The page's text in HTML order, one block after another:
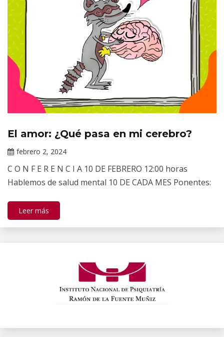
Eventos
del INPRFM
El amor: ¿Qué pasa en mi cerebro?
febrero 2, 2024
Ramírez
C O N F E R E N C I A 10 DE FEBRERO 12:00 horas
Hablemos de salud mental 10 DE CADA MES Ponentes:
Leer más